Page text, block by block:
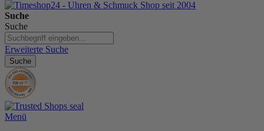
Suche
Suche
Erweiterte Suche
Suche
Menü